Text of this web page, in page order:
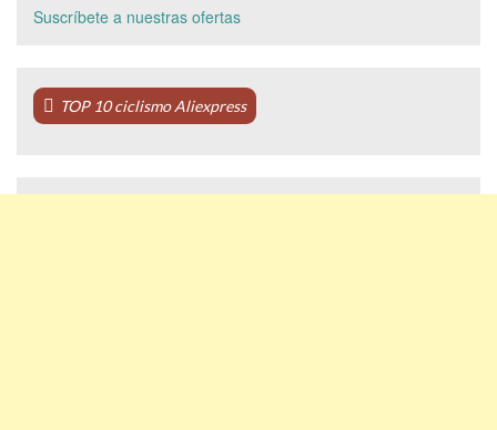
Suscríbete a nuestras ofertas
TOP 10 ciclismo Aliexpress